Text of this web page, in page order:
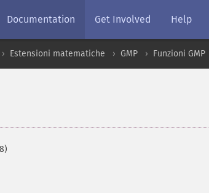
Documentation Get Involved Help
Estensioni matematiche GMP Funzioni GMP